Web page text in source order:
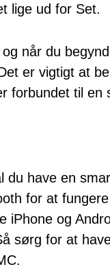
lige ud for Set.
når du
er vigtigt at
forbundet til en
du have en
for at
iPhone og
sørg for at